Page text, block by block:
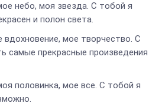
небо, моя звезда. С тобой я
и полон света.
мое творчество. С
самые прекрасные произведения
половинка, мое все. С тобой я